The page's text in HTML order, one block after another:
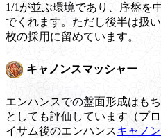
1/1が並ぶ環境であり、序盤を
でくれます。ただし後半は扱
枚の採用に留めています。
キャノンスマッシャー
エンハンスでの盤面形成はもち
としても評価しています（プ
イサム後のエンハンスキャノ